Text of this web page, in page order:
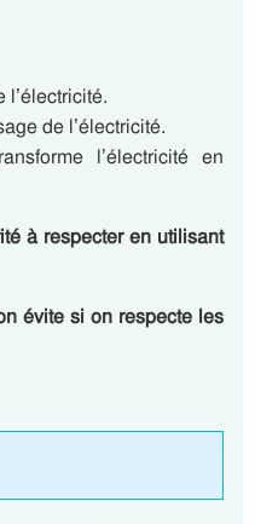
l’électricité.
de l’électricité.
l’électricité en
à respecter en utilisant
évite si on respecte les